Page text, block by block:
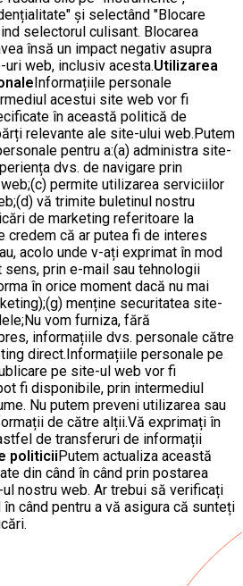
și selectând "Blocare
selectorul culisant. Blocarea
însă un impact negativ asupra
web, inclusiv acesta.Utilizarea
Informațiile personale
acestui site web vor fi
în această politică de
relevante ale site-ului web.Putem
pentru a:(a) administra site-
dvs. de navigare prin
permite utilizarea serviciilor
vă trimite buletinul nostru
de marketing referitoare la
credem că ar putea fi de interes
acolo unde v-ați exprimat în mod
prin e-mail sau tehnologii
în orice moment dacă nu mai
menține securitatea site-
vom furniza, fără
informațiile dvs. personale către
direct.Informațiile personale pe
pe site-ul web vor fi
fi disponibile, prin intermediul
Nu putem preveni utilizarea sau
de către alții.Vă exprimați în
de transferuri de informații
politiciiPutem actualiza această
din când în când prin postarea
nostru web. Ar trebui să verificați
când pentru a vă asigura că sunteți